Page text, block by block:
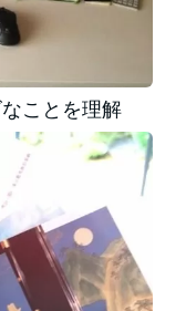
ことを理解